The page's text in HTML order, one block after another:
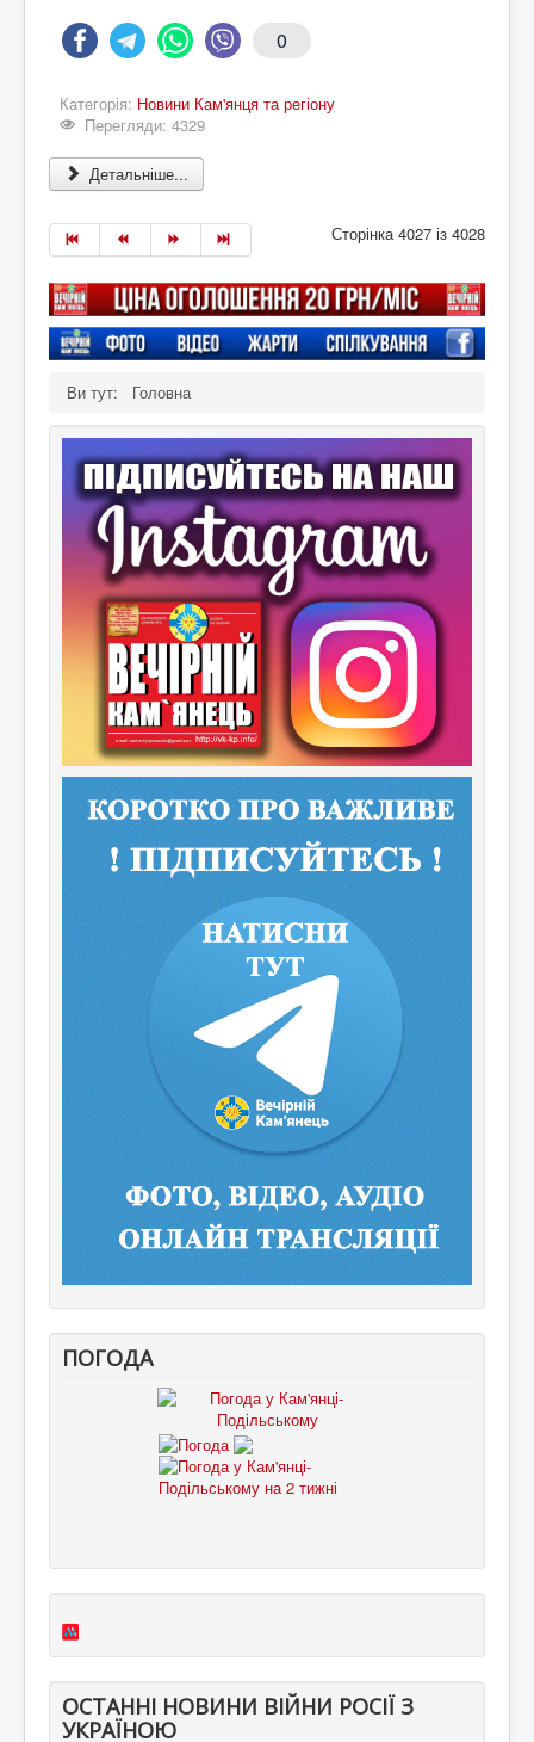
0
Категорія: Новини Кам'янця та регіону
Перегляди: 4329
Детальніше...
Сторінка 4027 із 4028
Ви тут: Головна
ПОГОДА
ОСТАННІ НОВИНИ ВІЙНИ РОСІЇ З
УКРАЇНОЮ